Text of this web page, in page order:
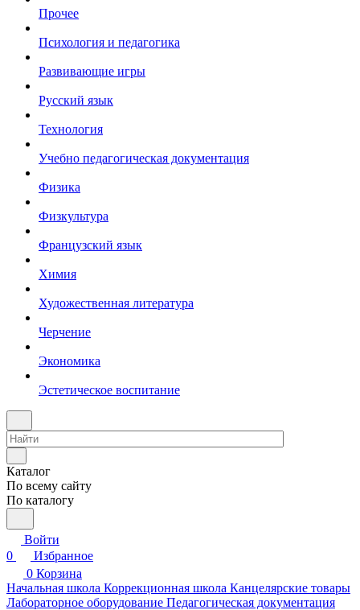
Прочее
Психология и педагогика
Развивающие игры
Русский язык
Технология
Учебно педагогическая документация
Физика
Физкультура
Французский язык
Химия
Художественная литература
Черчение
Экономика
Эстетическое воспитание
Каталог
По всему сайту
По каталогу
Войти
0
Избранное
0 Корзина
Начальная школа Коррекционная школа Канцелярские товары
Лабораторное оборудование Педагогическая документация